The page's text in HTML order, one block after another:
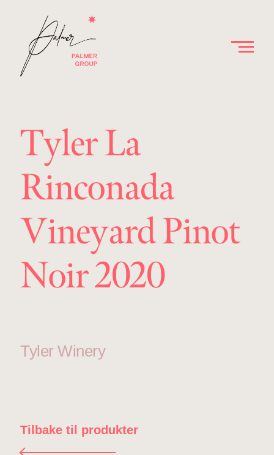
Tyler La
Rinconada
Vineyard Pinot
Noir 2020
Tyler Winery
Tilbake til produkter